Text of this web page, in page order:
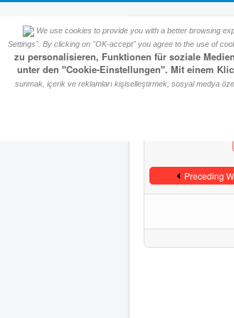
We use cookies to provide you with a better browsing
Settings". By clicking on "OK-accept" you agree to the use of
zu personalisieren, Funktionen für soziale
unter den "Cookie-Einstellungen". Mit einem
sunmak, içerik ve reklamları kişiselleştirmek, sosyal medya
Events
Preceding